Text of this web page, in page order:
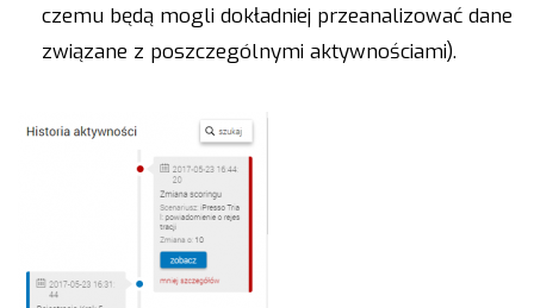
czemu będą mogli dokładniej przeanalizować dane
związane z poszczególnymi aktywnościami).